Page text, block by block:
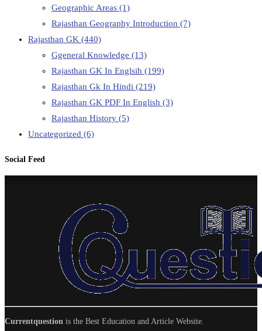
Geographic Areas (1)
Rajasthan Geography Introduction (7)
Rajasthan GK (440)
Ggeneral Knowledge (13)
Rajasthan GK In Englsih (199)
Rajasthan Gk In Hindi (219)
Rajasthan GK PDF In English (3)
Rajasthan History (5)
Uncategorized (6)
Social Feed
Currentquestion is the Best Education and Article Website.